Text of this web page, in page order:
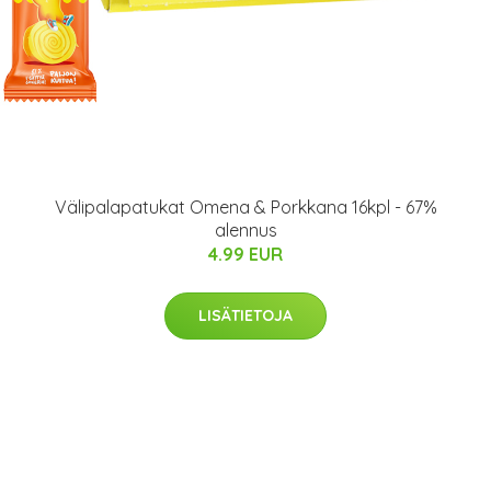
Välipalapatukat Omena & Porkkana 16kpl - 67%
alennus
4.99 EUR
LISÄTIETOJA